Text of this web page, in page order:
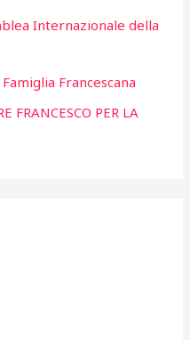
Internazionale della
Francescana
FRANCESCO PER LA